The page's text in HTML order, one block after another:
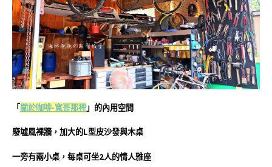
「關於咖啡-寬哥那裡」的內用空間
廢墟風裸牆，加大的L型皮沙發與木桌
一旁有兩小桌，每桌可坐2人的情人雅座